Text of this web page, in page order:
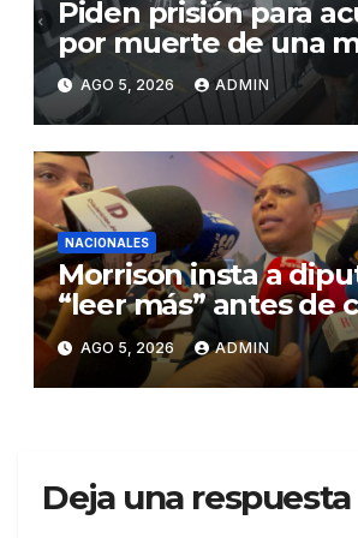
Piden prisión para
por muerte de una
durante intento de
plaza comercial en
AGO 5, 2026 ADMIN
NACIONALES
Morrison insta a
“leer más” antes de
préstamo para
AGO 5, 2026 ADMIN
Deja una respuesta